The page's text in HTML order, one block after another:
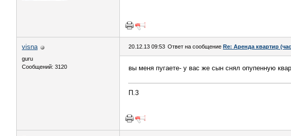
visna
guru
Сообщений: 3120
20.12.13 09:53 Ответ на сообщение Re: Аренда квартир
вы меня пугаете- у вас же сын снял опупенную
П.3